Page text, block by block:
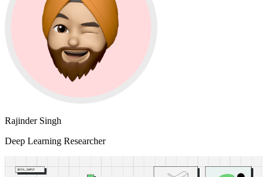
Rajinder Singh
Deep Learning Researcher